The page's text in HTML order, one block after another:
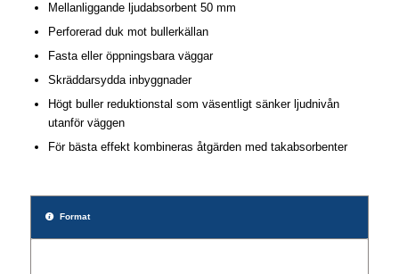
Mellanliggande ljudabsorbent 50 mm
Perforerad duk mot bullerkällan
Fasta eller öppningsbara väggar
Skräddarsydda inbyggnader
Högt buller reduktionstal som väsentligt sänker ljudnivån
utanför väggen
För bästa effekt kombineras åtgärden med takabsorbenter
Format